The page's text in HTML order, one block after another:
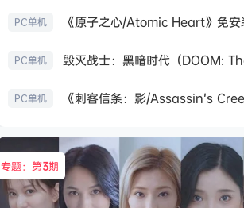
PC单机 《原子之心/Atomic Heart》免安
PC单机
PC单机
专题：第3期